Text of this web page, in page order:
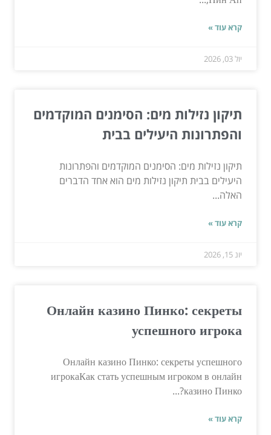
קרא עוד »
יול 03, 2026
תיקון נזילות מים: הסימנים המוקדמים
והפתרונות היעילים בבית
תיקון נזילות מים: הסימנים המוקדמים והפתרונות
היעילים בבית תיקון נזילות מים הוא אחד הדברים
האלה...
קרא עוד »
יונ 15, 2026
Онлайн казино Пинко: секреты
успешного игрока
Онлайн казино Пинко: секреты успешного
игрокаКак стать успешным игроком в онлайн
казино Пинко?...
קרא עוד »